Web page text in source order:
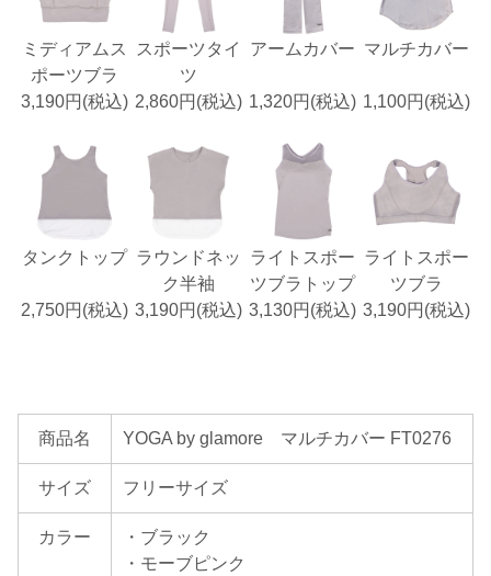
ミディアムス
ポーツブラ
スポーツタイ
ツ
アームカバー マルチカバー
3,190円(税込) 2,860円(税込) 1,320円(税込) 1,100円(税込)
タンクトップ ラウンドネッ
ク半袖
ライトスポー
ツブラトップ
ライトスポー
ツブラ
2,750円(税込) 3,190円(税込) 3,130円(税込) 3,190円(税込)
商品名 YOGA by glamore マルチカバー FT0276
サイズ フリーサイズ
カラー
・ブラック
・モーブピンク